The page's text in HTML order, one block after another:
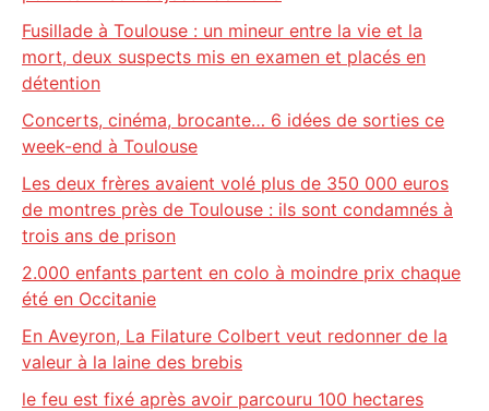
Fusillade à Toulouse : un mineur entre la vie et la
mort, deux suspects mis en examen et placés en
détention
Concerts, cinéma, brocante… 6 idées de sorties ce
week-end à Toulouse
Les deux frères avaient volé plus de 350 000 euros
de montres près de Toulouse : ils sont condamnés à
trois ans de prison
2.000 enfants partent en colo à moindre prix chaque
été en Occitanie
En Aveyron, La Filature Colbert veut redonner de la
valeur à la laine des brebis
le feu est fixé après avoir parcouru 100 hectares